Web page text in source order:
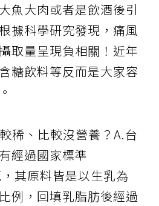
魚大肉或者是飲酒後引
據科學研究發現，痛風
取量呈現負相關！近年
糖飲料等反而是大家容
稀、比較沒營養？A.台
經過國家標準
，其原料皆是以生乳為
例，回填乳脂肪後經過